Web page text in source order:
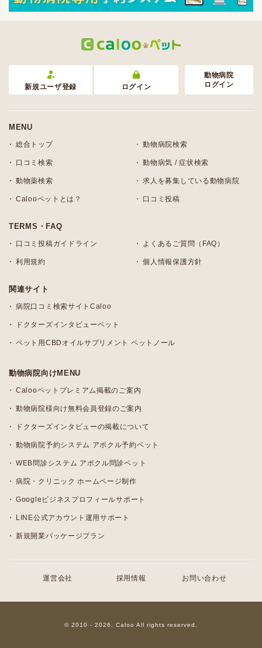
新規ユーザ登録 ログイン
動物病院
ログイン
MENU
総合トップ 動物病院検索
口コミ検索 動物病気 / 症状検索
動物薬検索 求人を募集している動物病院
Calooペットとは？ 口コミ投稿
TERMS・FAQ
口コミ投稿ガイドライン よくあるご質問（FAQ）
利用規約 個人情報保護方針
関連サイト
病院口コミ検索サイトCaloo
ドクターズインタビューペット
ペット用CBDオイルサプリメント ペットノール
動物病院向けMENU
Calooペットプレミアム掲載のご案内
動物病院様向け無料会員登録のご案内
ドクターズインタビューの掲載について
動物病院予約システム アポクル予約ペット
WEB問診システム アポクル問診ペット
病院・クリニック ホームページ制作
Googleビジネスプロフィールサポート
LINE公式アカウント運用サポート
新規開業パッケージプラン
運営会社 採用情報 お問い合わせ
© 2010 - 2026, Caloo All rights reserved.